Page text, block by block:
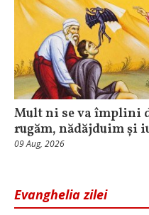
Mult ni se va împlini
rugăm, nădăjduim și
09 Aug, 2026
Evanghelia zilei